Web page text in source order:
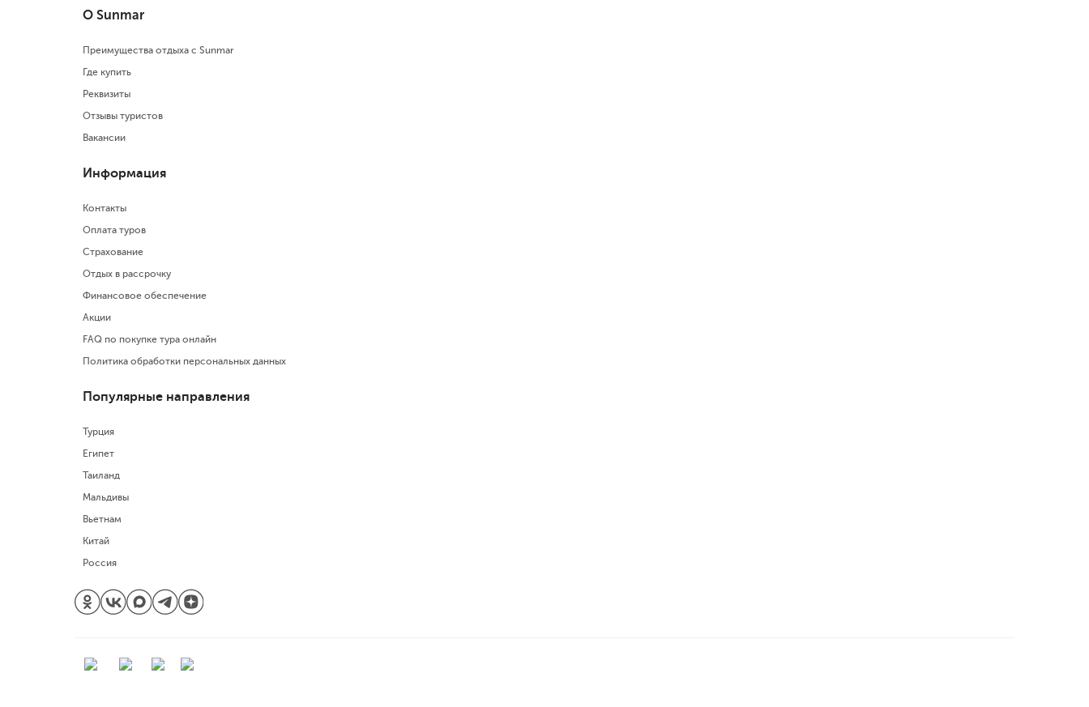
О Sunmar
Преимущества отдыха с Sunmar
Где купить
Реквизиты
Отзывы туристов
Вакансии
Информация
Контакты
Оплата туров
Страхование
Отдых в рассрочку
Финансовое обеспечение
Акции
FAQ по покупке тура онлайн
Политика обработки персональных данных
Популярные направления
Турция
Египет
Таиланд
Мальдивы
Вьетнам
Китай
Россия